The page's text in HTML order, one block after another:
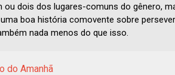
ou dois dos lugares-comuns do gênero,
boa história comovente sobre
nada menos do que isso.
do Amanhã